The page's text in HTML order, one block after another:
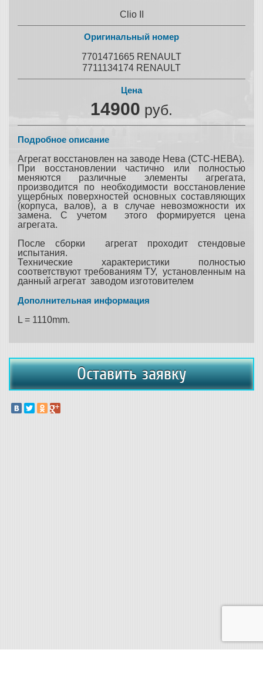
Clio II
Оригинальный номер
7701471665 RENAULT
7711134174 RENAULT
Цена
14900 руб.
Подробное описание
Агрегат восстановлен на заводе Нева (СТС-НЕВА).
При восстановлении частично или полностью
меняются различные элементы агрегата,
производится по необходимости восстановление
ущербных поверхностей основных составляющих
(корпуса, валов), а в случае невозможности их
замена. С учетом этого формируется цена
агрегата.
После сборки агрегат проходит стендовые
испытания.
Технические характеристики полностью
соответствуют требованиям ТУ, установленным на
данный агрегат заводом изготовителем
Дополнительная информация
L = 1110mm.
Оставить заявку